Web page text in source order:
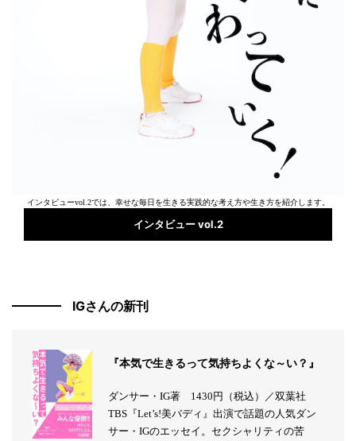
インタビューvol.2では、幸せな毎日を生きる実践的な考え方や生き方を紹介します。
インタビュー vol.2
IGさんの新刊
『本気で生きるって気持ちよくな～い？』
ダンサー・IG著 1430円（税込）／双葉社
TBS『Let’s!美バディ』出演で話題の人気ダン
サー・IGのエッセイ。セクシャリティの苦